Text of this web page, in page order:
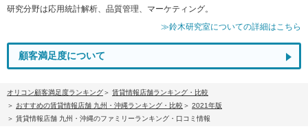
研究分野は応用統計解析、品質管理、マーケティング。
≫鈴木研究室についての詳細はこちら
顧客満足度について
オリコン顧客満足度ランキング
賃貸情報店舗ランキング・比較
おすすめの賃貸情報店舗 九州・沖縄ランキング・比較
2021年版
賃貸情報店舗 九州・沖縄のファミリーランキング・口コミ情報